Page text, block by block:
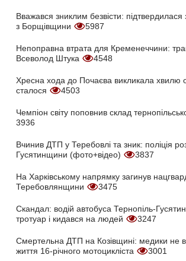
Вважався зниклим безвісти: підтвердилася
з Борщівщини
5987
Непоправна втрата для Кременеччини:
Всеволод Штука
4548
Хресна хода до Почаєва викликала хвилю
сталося
4503
Чемпіон світу поповнив склад
3936
Вчинив ДТП у Теребовлі та зник: поліція
Гусятинщини (фото+відео)
3837
На Харківському напрямку загинув
Теребовлянщини
3475
Скандал: водій автобуса Тернопіль-
тротуар і кидався на людей
3247
Смертельна ДТП на Козівщині: медики не
життя 16-річного мотоцикліста
3001